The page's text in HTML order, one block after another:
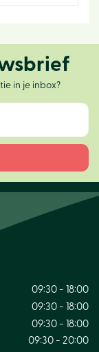
in je inbox?
09:30 - 18:00
09:30 - 18:00
09:30 - 18:00
09:30 - 20:00